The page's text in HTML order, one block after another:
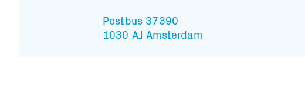
Postbus 37390
1030 AJ Amsterdam